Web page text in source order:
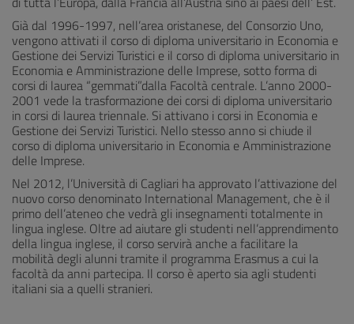
Già dal 1996-1997, nell’area oristanese, del Consorzio Uno,
vengono attivati il corso di diploma universitario in Economia e
Gestione dei Servizi Turistici e il corso di diploma universitario in
Economia e Amministrazione delle Imprese, sotto forma di
corsi di laurea “gemmati”dalla Facoltà centrale. L’anno 2000-
2001 vede la trasformazione dei corsi di diploma universitario
in corsi di laurea triennale. Si attivano i corsi in Economia e
Gestione dei Servizi Turistici. Nello stesso anno si chiude il
corso di diploma universitario in Economia e Amministrazione
delle Imprese.
Nel 2012, l’Università di Cagliari ha approvato l’attivazione del
nuovo corso denominato International Management, che è il
primo dell’ateneo che vedrà gli insegnamenti totalmente in
lingua inglese. Oltre ad aiutare gli studenti nell’apprendimento
della lingua inglese, il corso servirà anche a facilitare la
mobilità degli alunni tramite il programma Erasmus a cui la
facoltà da anni partecipa. Il corso è aperto sia agli studenti
italiani sia a quelli stranieri.